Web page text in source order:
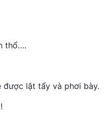
thổ….
được lật tẩy và phơi bày.